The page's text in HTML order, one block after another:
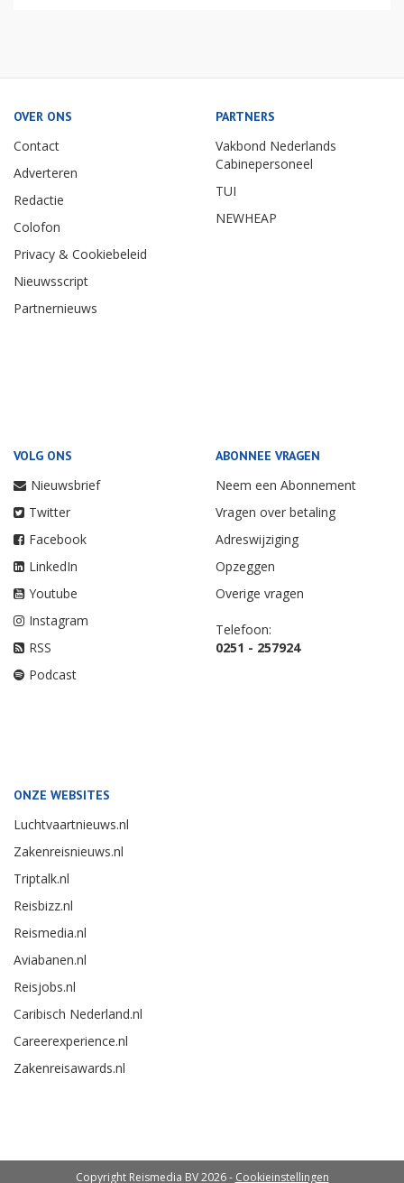
OVER ONS
Contact
Adverteren
Redactie
Colofon
Privacy & Cookiebeleid
Nieuwsscript
Partnernieuws
PARTNERS
Vakbond Nederlands
Cabinepersoneel
TUI
NEWHEAP
VOLG ONS
Nieuwsbrief
Twitter
Facebook
LinkedIn
Youtube
Instagram
RSS
Podcast
ABONNEE VRAGEN
Neem een Abonnement
Vragen over betaling
Adreswijziging
Opzeggen
Overige vragen
Telefoon:
0251 - 257924
ONZE WEBSITES
Luchtvaartnieuws.nl
Zakenreisnieuws.nl
Triptalk.nl
Reisbizz.nl
Reismedia.nl
Aviabanen.nl
Reisjobs.nl
Caribisch Nederland.nl
Careerexperience.nl
Zakenreisawards.nl
Copyright Reismedia BV 2026 - Cookieinstellingen